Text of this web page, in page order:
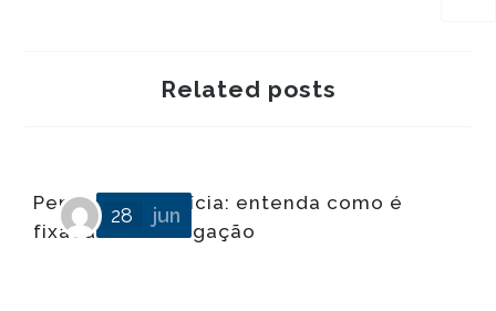
Related posts
Pensão alimentícia: entenda como é
fixada essa obrigação
28 jun